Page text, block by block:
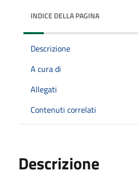
INDICE DELLA PAGINA
Descrizione
A cura di
Allegati
Contenuti correlati
Descrizione